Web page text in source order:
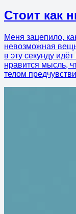
Стоит как
Меня зацепило,
невозможная
в эту секунду
нравится мысль,
телом